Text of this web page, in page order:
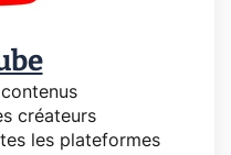
créateurs
les plateformes